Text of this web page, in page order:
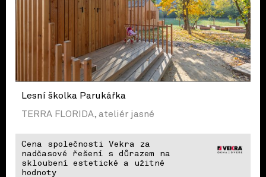
Lesní školka Parukářka
TERRA FLORIDA, ateliér jasné
Cena společnosti Vekra za
nadčasové řešení s důrazem na
skloubení estetické a užitné
hodnoty